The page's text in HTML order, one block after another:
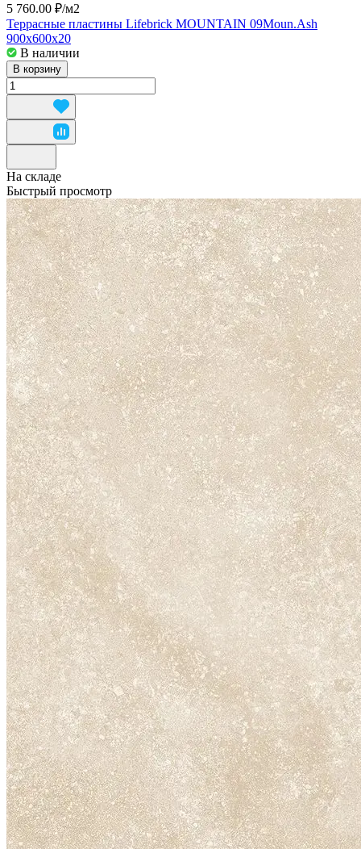
5 760.00 ₽/м2
Террасные пластины Lifebrick MOUNTAIN 09Moun.Ash
900x600x20
В наличии
В корзину
На складе
Быстрый просмотр